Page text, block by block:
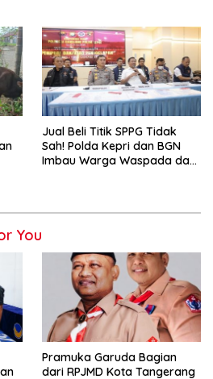
Jual Beli Titik SPPG Tidak
Sah! Polda Kepri dan BGN
Imbau Warga Waspada dan
You
Pramuka Garuda Bagian
dari RPJMD Kota Tangerang